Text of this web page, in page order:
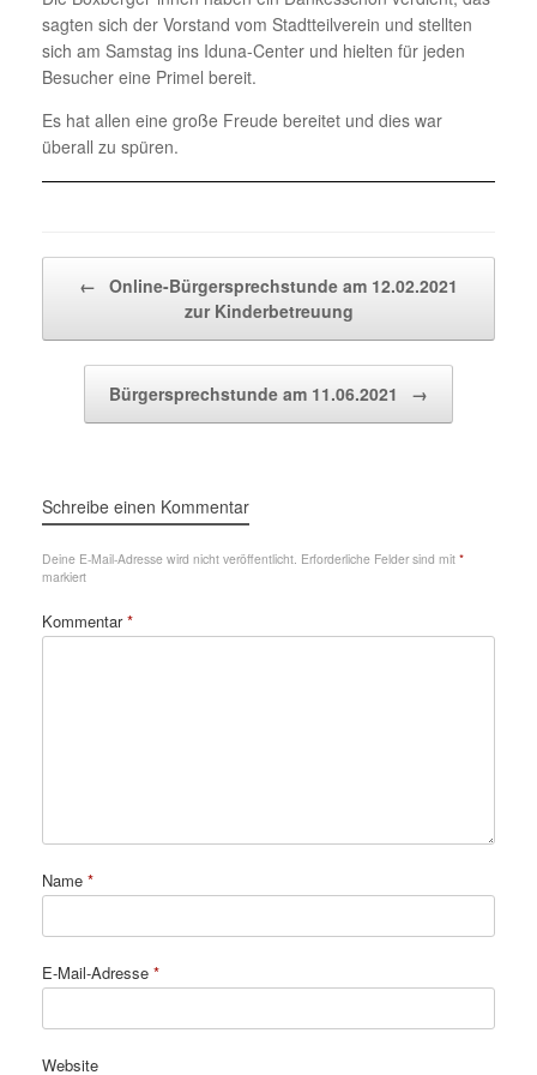
sagten sich der Vorstand vom Stadtteilverein und stellten
sich am Samstag ins Iduna-Center und hielten für jeden
Besucher eine Primel bereit.
Es hat allen eine große Freude bereitet und dies war
überall zu spüren.
← Online-Bürgersprechstunde am 12.02.2021
zur Kinderbetreuung
Bürgersprechstunde am 11.06.2021 →
Schreibe einen Kommentar
Deine E-Mail-Adresse wird nicht veröffentlicht. Erforderliche Felder sind mit *
markiert
Kommentar*
Name *
E-Mail-Adresse *
Website